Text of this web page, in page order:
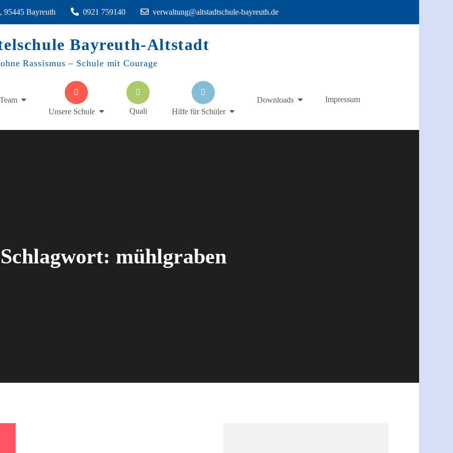
95445 Bayreuth 0921 759140 verwaltung@altstadtschule-bayreuth.de
Bayreuth-Altstadt
Rassismus – Schule mit Courage
Team
Unsere Schule
Quali Hilfe für Schüler
Downloads Impressum
Schlagwort: mühlgraben